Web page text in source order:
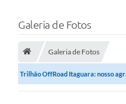
Galeria de Fotos
Galeria de Fotos
Trilhão OffRoad Itaguara: nosso